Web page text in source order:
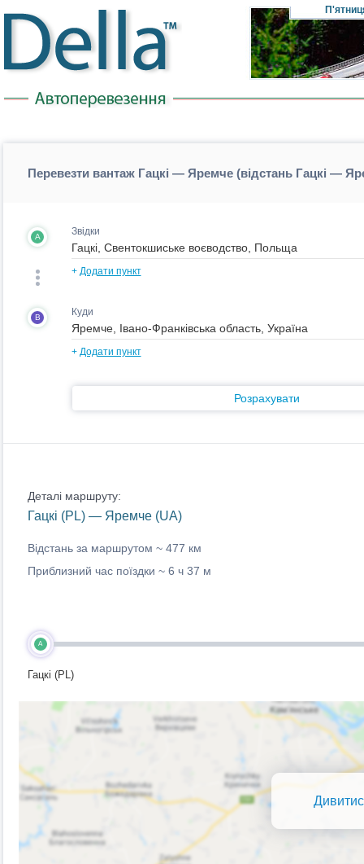
Перевезти вантаж Гацкі — Яремче (відстань Гацкі —
A Звідки
+ Додати пункт
B Куди
+ Додати пункт
Розрахувати
Деталі маршруту:
Гацкі (PL) — Яремче (UA)
Відстань за маршрутом ~ 477 км
Приблизний час поїздки ~ 6 ч 37 м
A
Гацкі (PL)